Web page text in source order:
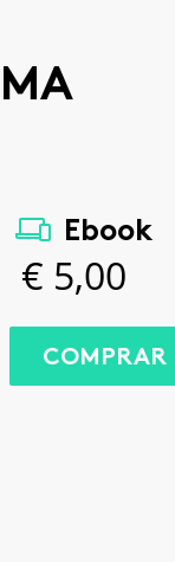
Ebook
€ 5,00
COMPRAR